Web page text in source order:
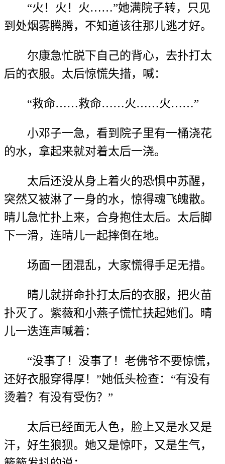
“火！火！火……”她满院子转，只见
到处烟雾腾腾，不知道该往那儿逃才好。
尔康急忙脱下自己的背心，去扑打太
后的衣服。太后惊慌失措，喊：
“救命……救命……火……火……”
小邓子一急，看到院子里有一桶浇花
的水，拿起来就对着太后一浇。
太后还没从身上着火的恐惧中苏醒，
突然又被淋了一身的水，惊得魂飞魄散。
晴儿急忙扑上来，合身抱住太后。太后脚
下一滑，连晴儿一起摔倒在地。
场面一团混乱，大家慌得手足无措。
晴儿就拼命扑打太后的衣服，把火苗
扑灭了。紫薇和小燕子慌忙扶起她们。晴
儿一迭连声喊着：
“没事了！没事了！老佛爷不要惊慌，
还好衣服穿得厚！”她低头检查：“有没有
烫着？有没有受伤？”
太后已经面无人色，脸上又是水又是
汗，好生狼狈。她又是惊吓，又是生气，